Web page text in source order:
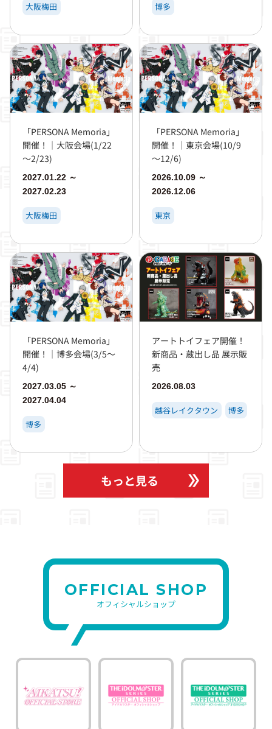
大阪梅田 博多
「PERSONA Memoria」
開催！｜大阪会場(1/22
～2/23)
2027.01.22 ～
2027.02.23
大阪梅田
「PERSONA Memoria」
開催！｜東京会場(10/9
～12/6)
2026.10.09 ～
2026.12.06
東京
「PERSONA Memoria」
開催！｜博多会場(3/5～
4/4)
2027.03.05 ～
2027.04.04
博多
アートトイフェア開催！
新商品・蔵出し品 展示販
売
2026.08.03
越谷レイクタウン 博多
もっと見る
OFFICIAL SHOP
オフィシャルショップ